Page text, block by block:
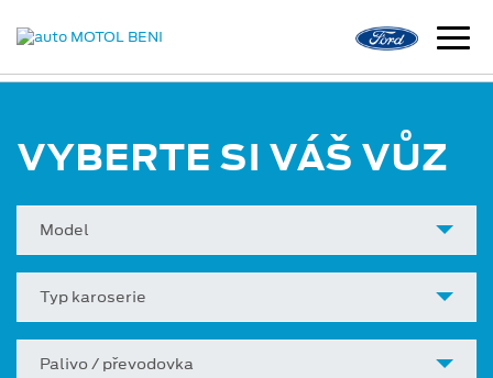
VYBERTE SI VÁŠ VŮZ
Model
Typ karoserie
Palivo / převodovka